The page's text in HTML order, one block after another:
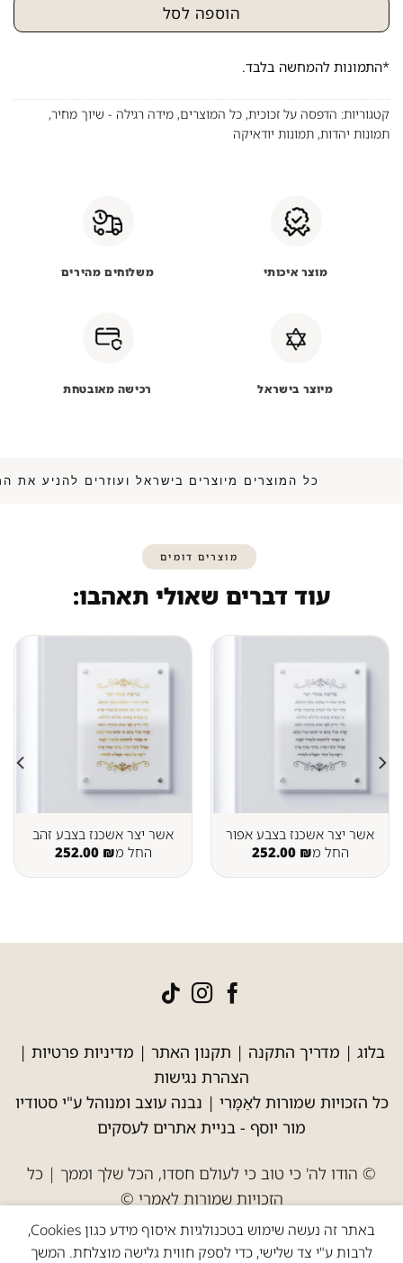
הוספה לסל
*התמונות להמחשה בלבד.
קטגוריות: הדפסה על זכוכית, כל המוצרים, מידה רגילה - שיוך מחיר,
תמונות יהדות, תמונות יודאיקה
מוצר איכותי משלוחים מהירים
מיוצר בישראל רכישה מאובטחת
כל המוצרים מיוצרים בישראל ועוזרים
מוצרים דומים
עוד דברים שאולי תאהבו:
אשר יצר אשכנז בצבע אפור
החל מ
252.00 ₪
אשר יצר אשכנז בצבע זהב
החל מ
252.00 ₪
בלוג | מדריך התקנה | תקנון האתר | מדיניות פרטיות |
הצהרת נגישות
כל הזכויות שמורות לאַמָּרִי | נבנה עוצב ומנוהל ע"י סטודיו
מור יוסף - בניית אתרים לעסקים
© הודו לה' כי טוב כי לעולם חסדו, הכל שלך וממך | כל
הזכויות שמורות לאמרי ©
באתר זה נעשה שימוש בטכנולגיות איסוף מידע כגון Cookies,
לרבות ע"י צד שלישי, כדי לספק חווית גלישה מוצלחת. המשך